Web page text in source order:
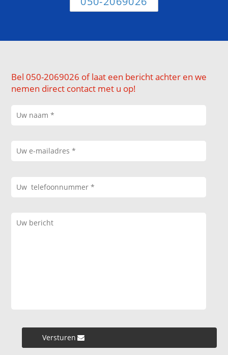
Bel 050-2069026 of laat een bericht achter en we
nemen direct contact met u op!
Versturen »